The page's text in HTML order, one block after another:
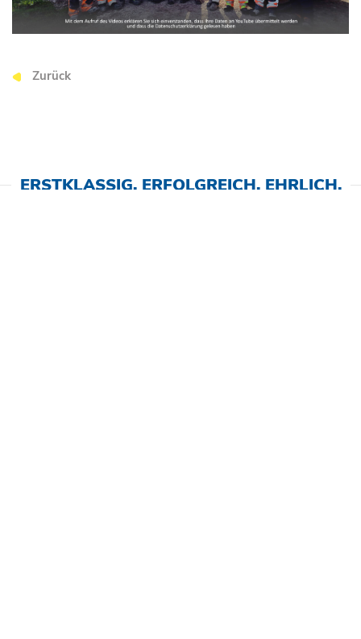
Zurück
ERSTKLASSIG. ERFOLGREICH. EHRLICH.